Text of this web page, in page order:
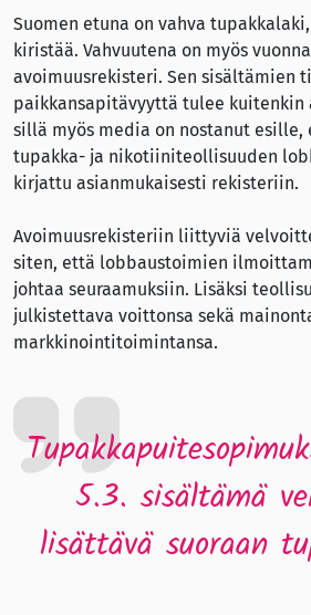
Suomen etuna on vahva
kiristää. Vahvuutena on myös
avoimuusrekisteri. Sen sisältämien
paikkansapitävyyttä tulee
sillä myös media on nostanut esille,
tupakka- ja nikotiiniteollisuuden
kirjattu asianmukaisesti rekisteriin.
Avoimuusrekisteriin liittyviä
siten, että lobbaustoimien
johtaa seuraamuksiin. Lisäksi
julkistettava voittonsa sekä
markkinointitoimintansa.
5.3. sisältämä
lisättävä suoraan